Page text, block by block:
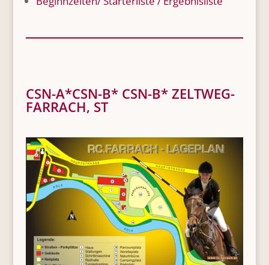
CSN-A*CSN-B* CSN-B* ZELTWEG-
FARRACH, ST